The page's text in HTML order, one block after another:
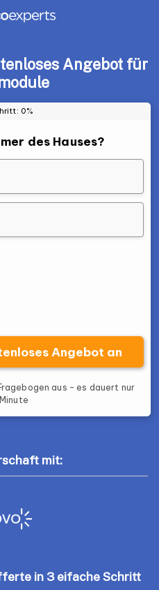
Angebot für
mit:
in 3 eifache Schritt